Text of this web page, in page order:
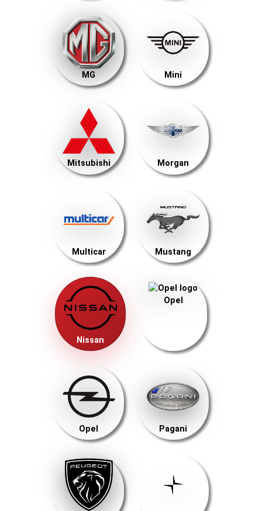
MG Mini
Mitsubishi Morgan
Multicar Mustang
Nissan
Opel
Opel Pagani